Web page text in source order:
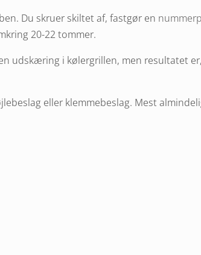
Du skruer skiltet af, fastgør en
20-22 tommer.
udskæring i kølergrillen, men resultatet
eller klemmebeslag. Mest